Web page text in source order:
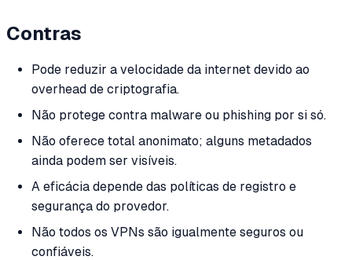
Contras
Pode reduzir a velocidade da internet devido ao
overhead de criptografia.
Não protege contra malware ou phishing por si só.
Não oferece total anonimato; alguns metadados
ainda podem ser visíveis.
A eficácia depende das políticas de registro e
segurança do provedor.
Não todos os VPNs são igualmente seguros ou
confiáveis.